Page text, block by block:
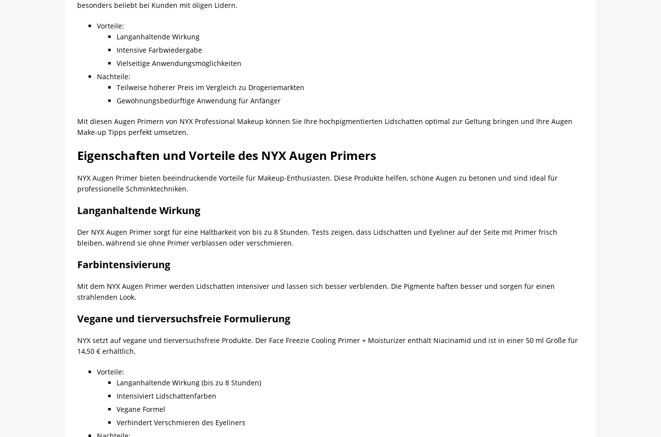
besonders beliebt bei Kunden mit öligen Lidern.
Vorteile:
Langanhaltende Wirkung
Intensive Farbwiedergabe
Vielseitige Anwendungsmöglichkeiten
Nachteile:
Teilweise höherer Preis im Vergleich zu Drogeriemarkten
Gewöhnungsbedürftige Anwendung für Anfänger
Mit diesen Augen Primern von NYX Professional Makeup können Sie Ihre hochpigmentierten Lidschatten optimal zur Geltung bringen und Ihre Augen
Make-up Tipps perfekt umsetzen.
Eigenschaften und Vorteile des NYX Augen Primers
NYX Augen Primer bieten beeindruckende Vorteile für Makeup-Enthusiasten. Diese Produkte helfen, schöne Augen zu betonen und sind ideal für
professionelle Schminktechniken.
Langanhaltende Wirkung
Der NYX Augen Primer sorgt für eine Haltbarkeit von bis zu 8 Stunden. Tests zeigen, dass Lidschatten und Eyeliner auf der Seite mit Primer frisch
bleiben, während sie ohne Primer verblassen oder verschmieren.
Farbintensivierung
Mit dem NYX Augen Primer werden Lidschatten intensiver und lassen sich besser verblenden. Die Pigmente haften besser und sorgen für einen
strahlenden Look.
Vegane und tierversuchsfreie Formulierung
NYX setzt auf vegane und tierversuchsfreie Produkte. Der Face Freezie Cooling Primer + Moisturizer enthält Niacinamid und ist in einer 50 ml Größe für
14,50 € erhältlich.
Vorteile:
Langanhaltende Wirkung (bis zu 8 Stunden)
Intensiviert Lidschattenfarben
Vegane Formel
Verhindert Verschmieren des Eyeliners